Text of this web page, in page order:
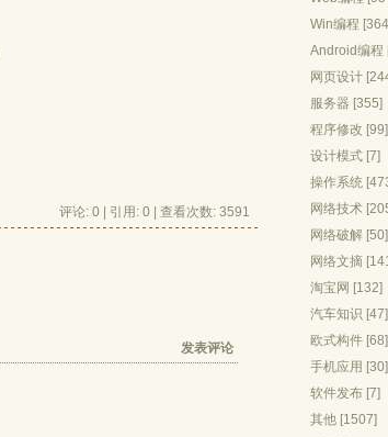
评论: 0 | 引用: 0 | 查看次数: 3591
发表评论
Win编程
Android编程
网页设计
服务器 [355]
程序修改 [99]
设计模式 [7]
操作系统
网络技术
网络破解 [50]
网络文摘
淘宝网 [132]
汽车知识 [47]
欧式构件 [68]
手机应用 [30]
软件发布 [7]
其他 [1507]